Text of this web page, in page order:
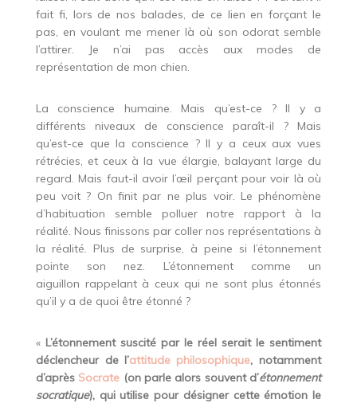
fait fi, lors de nos balades, de ce lien en forçant le
pas, en voulant me mener là où son odorat semble
l’attirer. Je n’ai pas accès aux modes de
représentation de mon chien.
La conscience humaine. Mais qu’est-ce ? Il y a
différents niveaux de conscience paraît-il ? Mais
qu’est-ce que la conscience ? Il y a ceux aux vues
rétrécies, et ceux à la vue élargie, balayant large du
regard. Mais faut-il avoir l’œil perçant pour voir là où
peu voit ? On finit par ne plus voir. Le phénomène
d’habituation semble polluer notre rapport à la
réalité. Nous finissons par coller nos représentations à
la réalité. Plus de surprise, à peine si l’étonnement
pointe son nez. L’étonnement comme un
aiguillon rappelant à ceux qui ne sont plus étonnés
qu’il y a de quoi être étonné ?
«L’étonnement suscité par le réel serait le sentiment
déclencheur de l’attitude philosophique, notamment
d’après Socrate (on parle alors souvent d’étonnement
socratique), qui utilise pour désigner cette émotion le